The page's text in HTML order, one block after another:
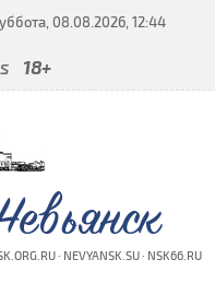
08.08.2026, 12:44
18+
· NEVYANSK.SU · NSK66.RU